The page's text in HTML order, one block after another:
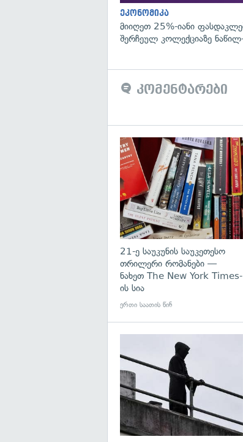
ეკონომიკა
მიიღეთ 25%-იანი
შერჩეულ კოლექციაზე
კომენტარები
21-ე საუკუნის საუკეთესო
თრილერი რომანები —
ნახეთ The New York Times-
ის სია
ერთი საათის წინ